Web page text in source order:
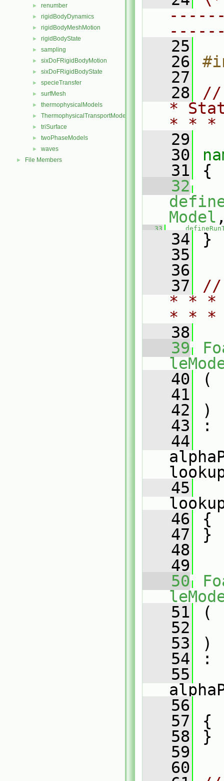
► renumber
► rigidBodyDynamics
► rigidBodyMeshMotion
► rigidBodyState
► sampling
► sixDoFRigidBodyMotion
► sixDoFRigidBodyState
► specieTransfer
► surfMesh
► thermophysicalModels
► ThermophysicalTransportModels
► triSurface
► twoPhaseModels
► waves
► File Members
   25
   26
   27
   28
//
*
* *
   29
   30
   31
{
   32
Model
   33
   34
}
   35
   36
   37
//
* * *
* *
   38
   39
   40
(
   41
   42
)
   43
:
   44
   45
   46
{
   47
}
   48
   49
   50
   51
(
   52
   53
)
   54
:
   55
   56
   57
{
   58
}
   59
   60